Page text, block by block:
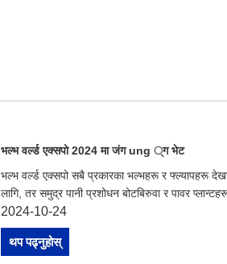
भल्भ वर्ल्ड एक्सपो 2024 मा जंग ung ्ग भेट
भल्भ वर्ल्ड एक्सपो सबै प्रकारका भल्भहरू र फ्ल्यापहरू
लागि, तर समुद्र पानी प्रशोधन बोटबिरुवा र पावर
2024-10-24
थप पढ्नुहोस्